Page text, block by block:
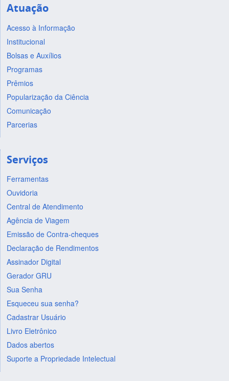
Atuação
Acesso à Informação
Institucional
Bolsas e Auxílios
Programas
Prêmios
Popularização da Ciência
Comunicação
Parcerias
Serviços
Ferramentas
Ouvidoria
Central de Atendimento
Agência de Viagem
Emissão de Contra-cheques
Declaração de Rendimentos
Assinador Digital
Gerador GRU
Sua Senha
Esqueceu sua senha?
Cadastrar Usuário
Livro Eletrônico
Dados abertos
Suporte a Propriedade Intelectual